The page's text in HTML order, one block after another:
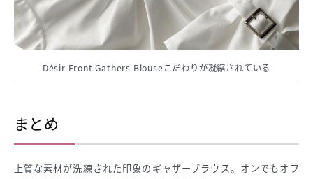
Désir Front Gathers Blouseこだわりが凝縮されている
まとめ
上質な素材が洗練された印象のギャザーブラウス。オンでもオフ